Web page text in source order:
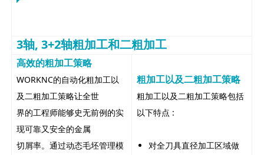
3轴, 3+2轴粗加工和二粗加工
高效的粗加工策略
WORKNC的自动化粗加工以
及二粗加工策略让全世
界的工程师能够史无前例的实
现可靠又安全的金属
切屑率。通过动态毛坯管理模
粗加工以及二粗加工策略
粗加工以及二粗加工策略包括
以下特点 :
对全刀具直径加工区域做